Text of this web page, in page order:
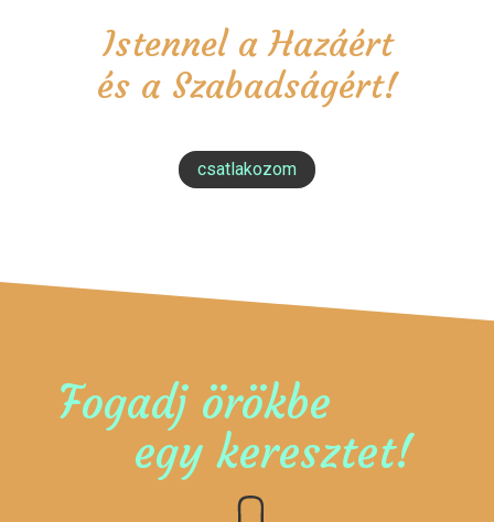
Istennel a Hazáért
és a Szabadságért!
csatlakozom
Fogadj örökbe
egy keresztet!